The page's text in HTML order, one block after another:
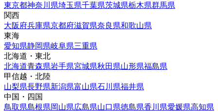
東京都神奈川県埼玉県千葉県茨城県栃木県群馬県
関西
大阪府兵庫県京都府滋賀県奈良県和歌山県
東海
愛知県静岡県岐阜県三重県
北海道・東北
北海道青森県岩手県宮城県秋田県山形県福島県
甲信越・北陸
山梨県長野県新潟県富山県石川県福井県
中国・四国
鳥取県島根県岡山県広島県山口県徳島県香川県愛媛県高知県